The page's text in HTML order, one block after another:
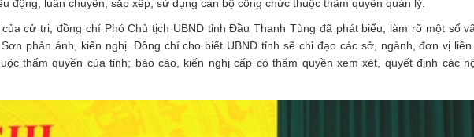
động, luân chuyển, sắp xếp, sử dụng cán bộ công chức thuộc thẩm quyền quản lý.
cử tri, đồng chí Phó Chủ tịch UBND tỉnh Đầu Thanh Tùng đã phát biểu, làm rõ một số
phản ánh, kiến nghị. Đồng chí cho biết UBND tỉnh sẽ chỉ đạo các sở, ngành, đơn vị
thẩm quyền của tỉnh; báo cáo, kiến nghị cấp có thẩm quyền xem xét, quyết định các